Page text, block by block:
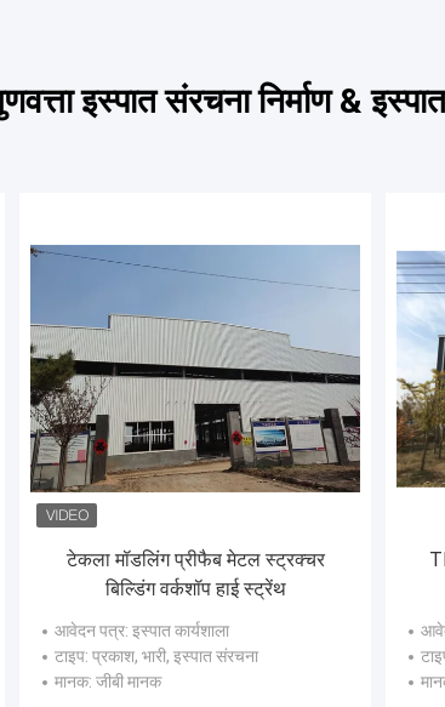
इस्पात संरचना निर्माण &
टेकला मॉडलिंग प्रीफैब मेटल स्ट्रक्चर
बिल्डिंग वर्कशॉप हाई स्ट्रेंथ
आवेदन पत्र: इस्पात कार्यशाला
टाइप: प्रकाश, भारी, इस्पात संरचना
मानक: जीबी मानक